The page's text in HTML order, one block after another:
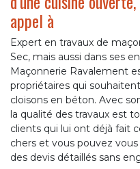
appel à
Expert en travaux de
Sec, mais aussi dans ses
Maçonnerie Ravalement
propriétaires qui
cloisons en béton. Avec
la qualité des travaux est
clients qui lui ont déjà fait
chers et vous pouvez
des devis détaillés sans